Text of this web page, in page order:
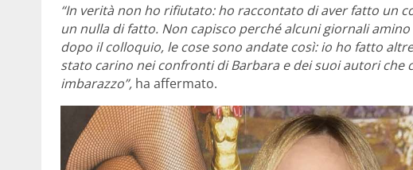
“In verità non ho rifiutato: ho raccontato di aver fatto un
un nulla di fatto. Non capisco perché alcuni giornali
dopo il colloquio, le cose sono andate così: io ho fatto
stato carino nei confronti di Barbara e dei suoi autori che
imbarazzo”, ha affermato.